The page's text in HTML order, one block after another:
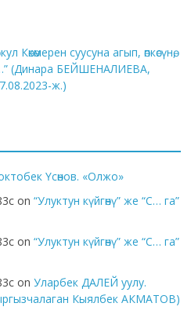
Көкөмерен суусуна агып, өпкөсүнө,
(Динара БЕЙШЕНАЛИЕВА,
ж.)
Үсөнов. «Олжо»
on“Улуктун күйгөнү” же “С… га”
on“Улуктун күйгөнү” же “С… га”
onУларбек ДАЛЕЙ уулу.
Кыялбек АКМАТОВ)